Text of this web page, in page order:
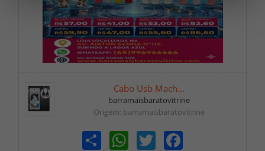
Cabo Usb Mach...
barramaisbaratovitrine
Origem: barramaisbaratovitrine
Share WhatsAppTwitter Facebook